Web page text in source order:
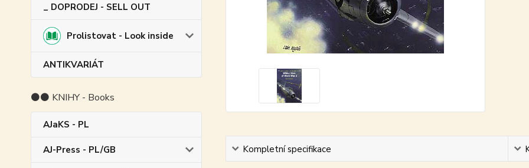
_ DOPRODEJ - SELL OUT
Prolistovat - Look inside
ANTIKVARIÁT
⚫⚫ KNIHY - Books
AJaKS - PL
AJ-Press - PL/GB Kompletní specifikace